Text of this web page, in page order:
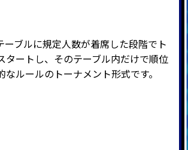
ーブルに規定人数が着席した段階でト
タートし、そのテーブル内だけで順位
なルールのトーナメント形式です。